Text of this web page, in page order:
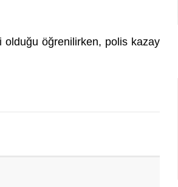
olduğu öğrenilirken, polis kazay